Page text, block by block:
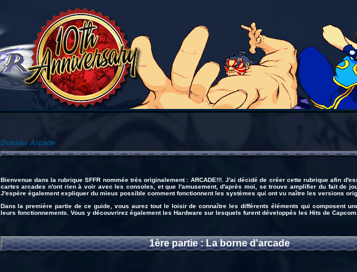
Dossier Arcade
Bienvenue dans la rubrique SFFR nommée très originalement : ARCADE!!!. J'ai décidé de créer cette rubrique afin
cartes arcades n'ont rien à voir avec les consoles, et que l'amusement, d'après moi, se trouve amplifier du fait de
J'espère également expliquer du mieux possible comment fonctionnent les systèmes qui ont vu naître les versions
Dans la première partie de ce guide, vous aurez tout le loisir de connaître les différents éléments qui composent
leurs fonctionnements. Vous y découvrirez également les Hardware sur lesquels furent développés les Hits de
1ère partie : La borne d'arcade